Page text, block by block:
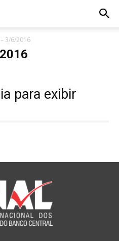
3/6/2016
para exibir